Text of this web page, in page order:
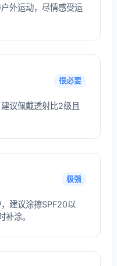
外运动，尽情感受运
很必要
议佩戴透射比2级且
极强
建议涂擦SPF20以
补涂。